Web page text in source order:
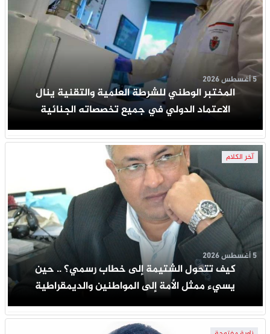
المختبر الوطني للشرطة العلمية والتقنية ينال
الاعتماد الدولي في جميع تخصصاته الجنائية
5 أغسطس 2026
آخر الكلام
كيف تتحول الشتيمة إلى خطاب رسمي؟ .. حين
يسيء ممثل الأمة إلى المواطنين والديمقراطية
5 أغسطس 2026